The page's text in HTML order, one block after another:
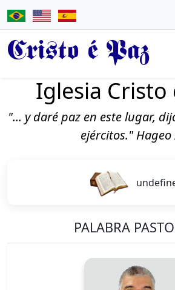
Cristo é Paz
Iglesia Cristo
"... y daré paz en este lugar,
ejércitos." Hageo
PALABRA